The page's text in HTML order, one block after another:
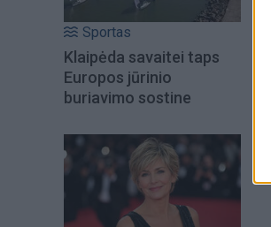
Sportas
Klaipėda savaitei taps
Europos jūrinio
buriavimo sostine